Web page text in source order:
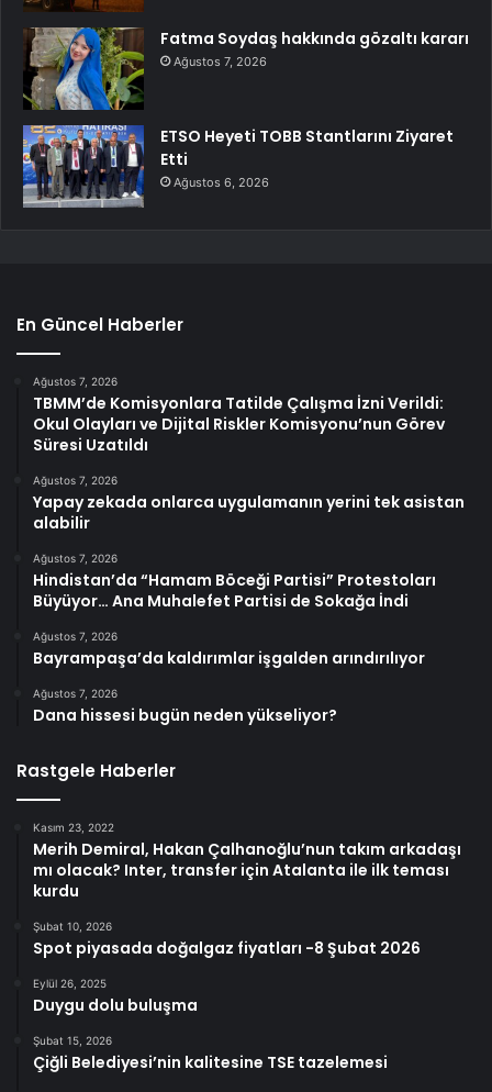
Fatma Soydaş hakkında gözaltı kararı
Ağustos 7, 2026
ETSO Heyeti TOBB Stantlarını Ziyaret
Etti
Ağustos 6, 2026
En Güncel Haberler
Ağustos 7, 2026
TBMM’de Komisyonlara Tatilde Çalışma İzni Verildi:
Okul Olayları ve Dijital Riskler Komisyonu’nun Görev
Süresi Uzatıldı
Ağustos 7, 2026
Yapay zekada onlarca uygulamanın yerini tek asistan
alabilir
Ağustos 7, 2026
Hindistan’da “Hamam Böceği Partisi” Protestoları
Büyüyor… Ana Muhalefet Partisi de Sokağa İndi
Ağustos 7, 2026
Bayrampaşa’da kaldırımlar işgalden arındırılıyor
Ağustos 7, 2026
Dana hissesi bugün neden yükseliyor?
Rastgele Haberler
Kasım 23, 2022
Merih Demiral, Hakan Çalhanoğlu’nun takım arkadaşı
mı olacak? Inter, transfer için Atalanta ile ilk teması
kurdu
Şubat 10, 2026
Spot piyasada doğalgaz fiyatları -8 Şubat 2026
Eylül 26, 2025
Duygu dolu buluşma
Şubat 15, 2026
Çiğli Belediyesi’nin kalitesine TSE tazelemesi